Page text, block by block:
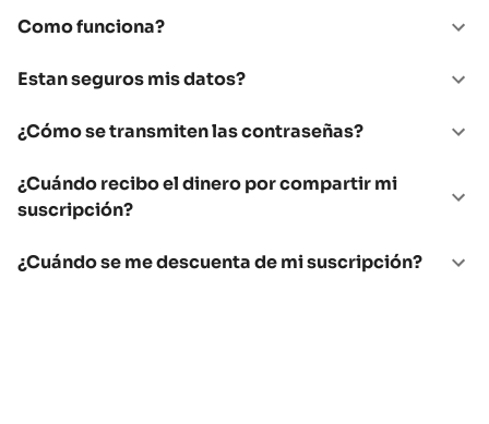
Como funciona?
Estan seguros mis datos?
¿Cómo se transmiten las contraseñas?
¿Cuándo recibo el dinero por compartir mi
suscripción?
¿Cuándo se me descuenta de mi suscripción?